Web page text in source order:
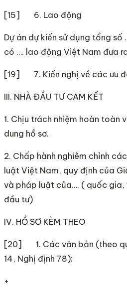
[15] 6. Lao động
Dự án dự kiến sử dụng tổng
có …. lao động Việt Nam đưa
[19] 7. Kiến nghị về các ưu
III. NHÀ ĐẦU TƯ CAM KẾT
1. Chịu trách nhiệm hoàn toàn
dung hồ sơ.
2. Chấp hành nghiêm chỉnh
luật Việt Nam, quy định của
và pháp luật của…. ( quốc gia,
đầu tư)
IV. HỒ SƠ KÈM THEO
[20] 1. Các văn bản (theo
14, Nghị định 78):
+